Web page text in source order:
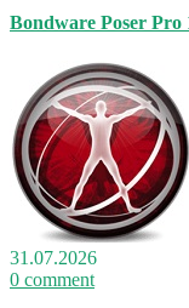
Bondware Poser Pro
31.07.2026
0 comment